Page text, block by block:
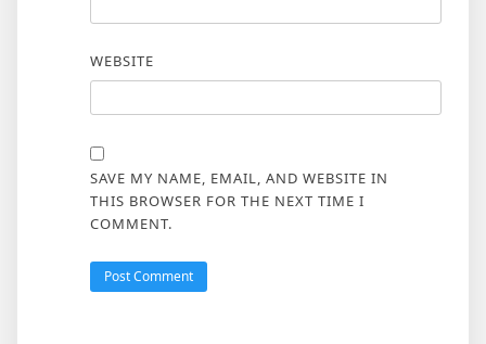
WEBSITE
SAVE MY NAME, EMAIL, AND WEBSITE IN
THIS BROWSER FOR THE NEXT TIME I
COMMENT.